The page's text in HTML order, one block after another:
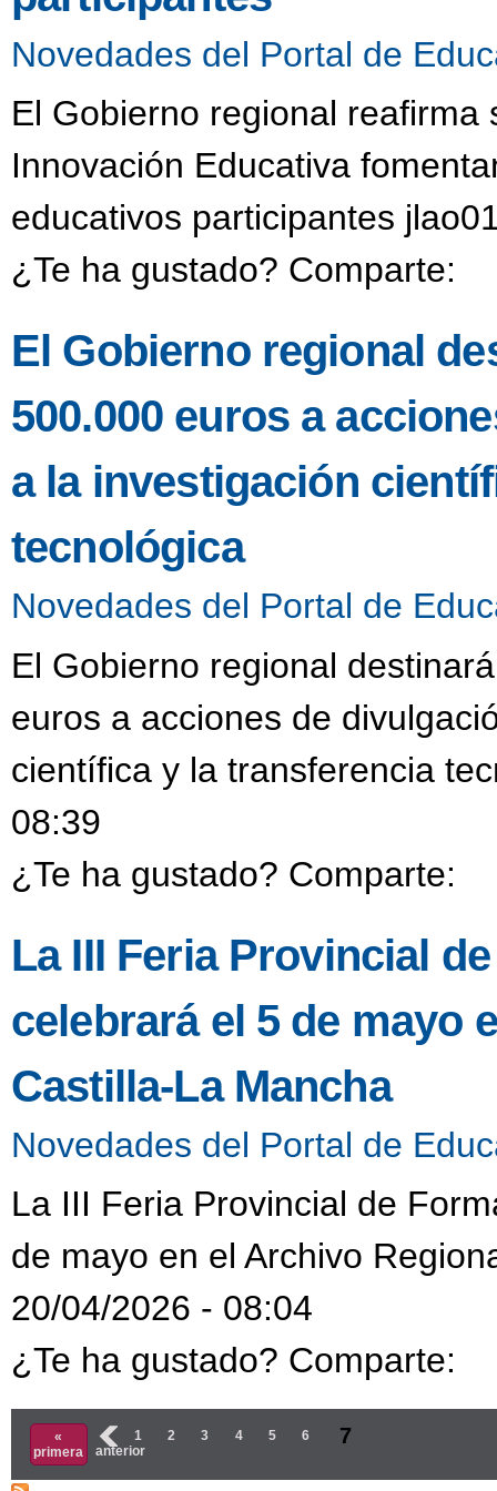
Novedades del Portal de
El Gobierno regional
Innovación Educativa
educativos participantes
¿Te ha gustado? Comparte:
El Gobierno regional
500.000 euros a
a la investigación
tecnológica
Novedades del Portal de
El Gobierno regional
euros a acciones de
científica y la transferencia
08:39
¿Te ha gustado? Comparte:
La III Feria Provincial
celebrará el 5 de mayo
Castilla-La Mancha
Novedades del Portal de
La III Feria Provincial de
de mayo en el Archivo
20/04/2026 - 08:04
¿Te ha gustado? Comparte:
Páginas
«
primera
‹
anterior
1 2 3 4 5 6 7